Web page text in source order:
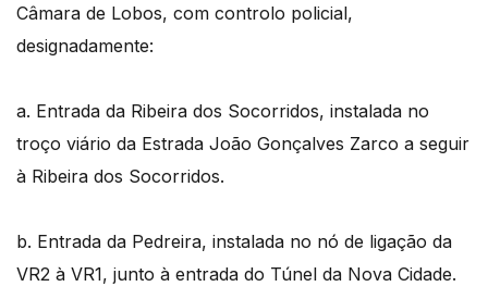
Câmara de Lobos, com controlo policial,
designadamente:
a. Entrada da Ribeira dos Socorridos, instalada no
troço viário da Estrada João Gonçalves Zarco a seguir
à Ribeira dos Socorridos.
b. Entrada da Pedreira, instalada no nó de ligação da
VR2 à VR1, junto à entrada do Túnel da Nova Cidade.